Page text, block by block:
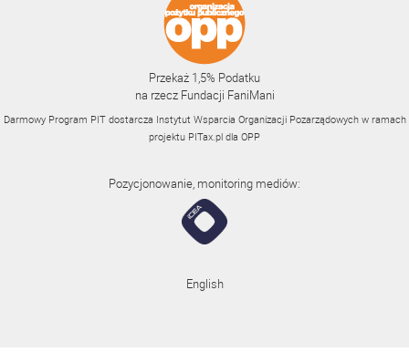
Przekaż 1,5% Podatku
na rzecz Fundacji FaniMani
Darmowy Program PIT dostarcza Instytut Wsparcia Organizacji Pozarządowych w ramach
projektu PITax.pl dla OPP
Pozycjonowanie, monitoring mediów:
English